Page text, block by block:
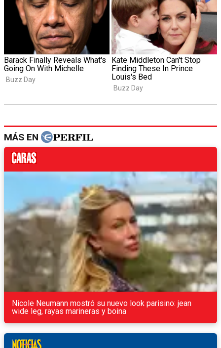
MÁS EN
Nicole Neumann mostró su nuevo look parisino: jean
wide leg, rayas marineras y boina